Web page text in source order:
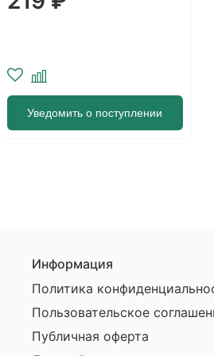
Уведомить о поступлении
Информация
Политика
Пользовательское
Публичная оферта